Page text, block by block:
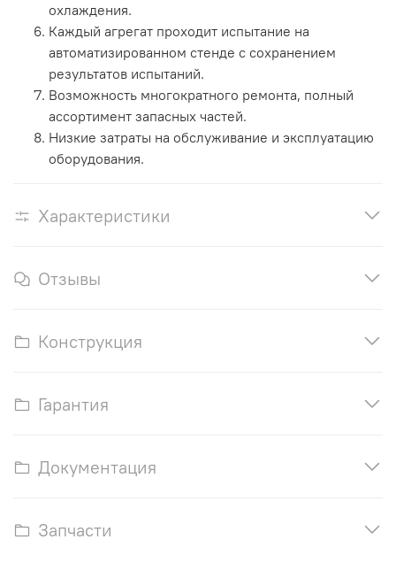
охлаждения.
Каждый агрегат проходит испытание на
автоматизированном стенде с сохранением
результатов испытаний.
Возможность многократного ремонта, полный
ассортимент запасных частей.
Низкие затраты на обслуживание и эксплуатацию
оборудования.
Характеристики
Отзывы
Конструкция
Гарантия
Документация
Запчасти